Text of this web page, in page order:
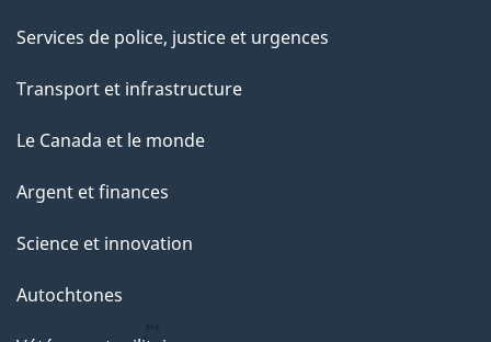
Services de police, justice et urgences
Transport et infrastructure
Le Canada et le monde
Argent et finances
Science et innovation
Autochtones